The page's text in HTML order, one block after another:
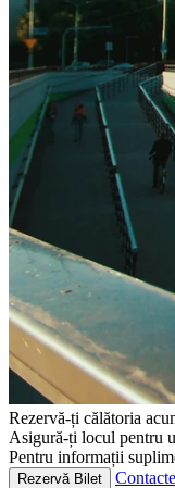
Rezervă-ți călătoria
Asigură-ți locul pentru
Pentru informații
Rezervă Bilet